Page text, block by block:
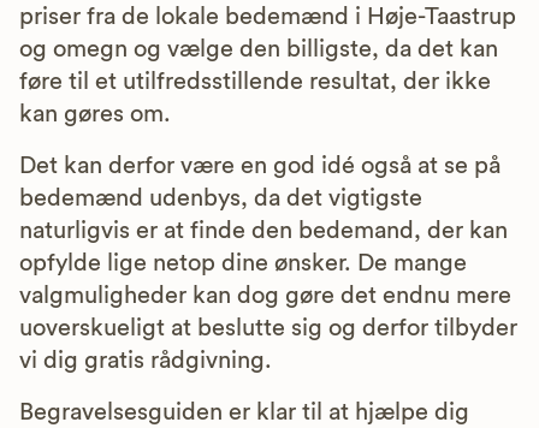
priser fra de lokale bedemænd i Høje-Taastrup
og omegn og vælge den billigste, da det kan
føre til et utilfredsstillende resultat, der ikke
kan gøres om.
Det kan derfor være en god idé også at se på
bedemænd udenbys, da det vigtigste
naturligvis er at finde den bedemand, der kan
opfylde lige netop dine ønsker. De mange
valgmuligheder kan dog gøre det endnu mere
uoverskueligt at beslutte sig og derfor tilbyder
vi dig gratis rådgivning.
Begravelsesguiden er klar til at hjælpe dig